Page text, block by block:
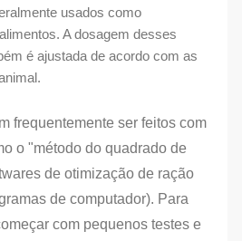
usados como
A dosagem desses
é ajustada de acordo com as
frequentemente ser feitos com
o "método do quadrado de
de otimização de ração
de computador). Para
com pequenos testes e